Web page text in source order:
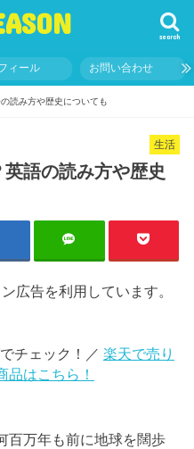
search
ィール お問い合わせ
読み方や歴史についても
生活
語の読み方や歴史
広告を利用しています。
チェック！／ 楽天で売り
品はこちら！
百万年も前に地球を闊歩